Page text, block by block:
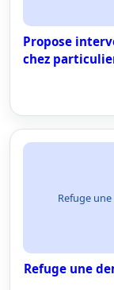
Propose
chez
Refuge
Refuge une